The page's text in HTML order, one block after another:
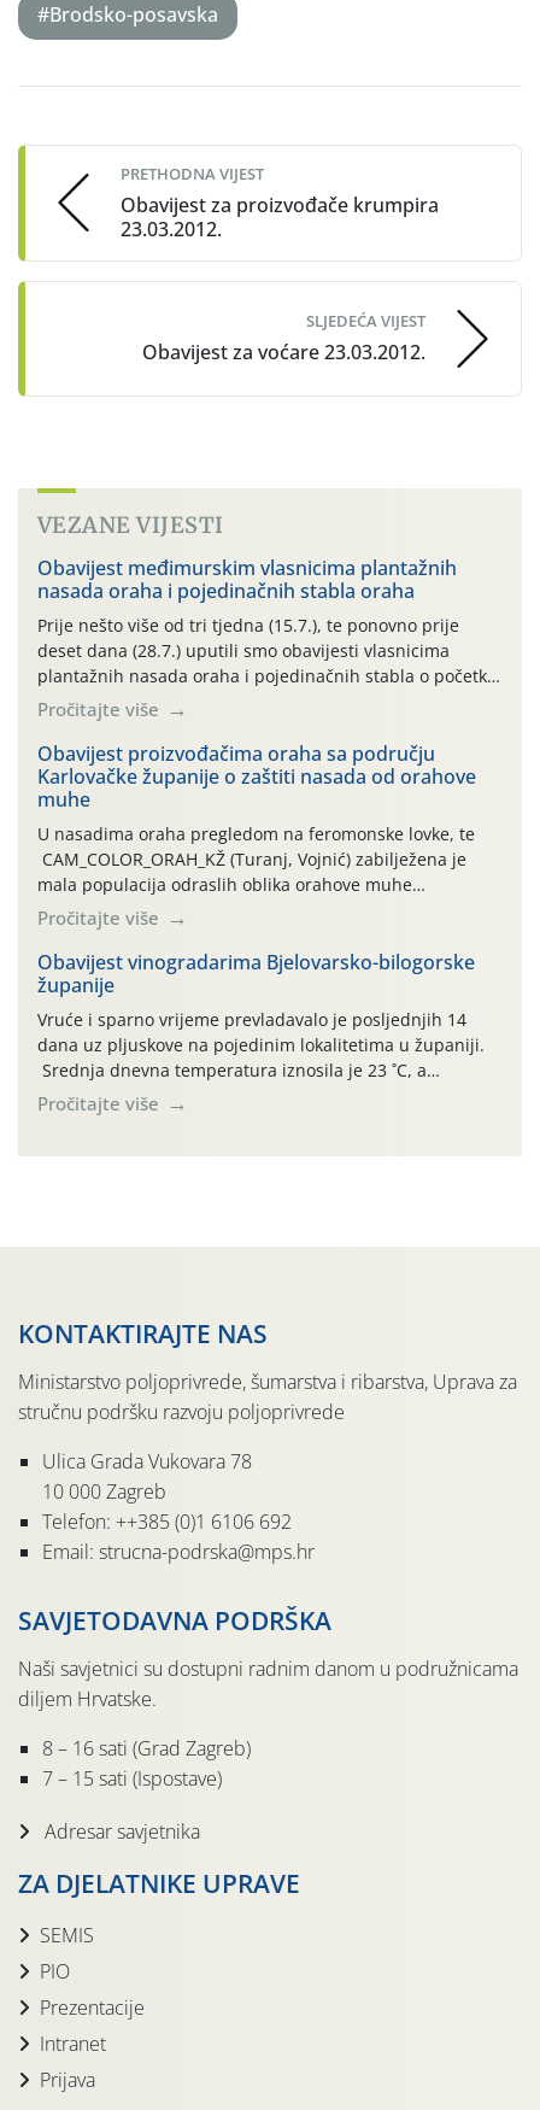
#Brodsko-posavska
navigation
PRETHODNA VIJEST
Obavijest za proizvođače krumpira
23.03.2012.
SLJEDEĆA VIJEST
Obavijest za voćare 23.03.2012.
VEZANE VIJESTI
Obavijest međimurskim vlasnicima plantažnih
nasada oraha i pojedinačnih stabla oraha
Prije nešto više od tri tjedna (15.7.), te ponovno prije
deset dana (28.7.) uputili smo obavijesti vlasnicima
plantažnih nasada oraha i pojedinačnih stabla o početku
leta i ovogodišnjoj potrebi usmjerenog suzbijanja
orahove muhe (Rhagoletis completa)! Već dvanaest dana
traje drugi ovogodišnji “toplinski udar”, koji naročito
izražen zadnja šest dana (31.7.-05.8.), jer najviše
temperature zraka svakodnevno […]
Pročitajte više
Obavijest proizvođačima oraha sa području
Karlovačke županije o zaštiti nasada od orahove
muhe
U nasadima oraha pregledom na feromonske lovke, te
CAM_COLOR_ORAH_KŽ (Turanj, Vojnić) zabilježena je
mala populacija odraslih oblika orahove muhe
(Rhagoletis completa). Niska brojnost može se objasniti
činjenicom da je riječ o mladim nasadima s vrlo malim
urodom, što je povezano i s manjim brojem prezimjelih
jedinki. U starijim nasadima, na žutim ljepljivim Rebell
pločama s […]
Pročitajte više
Obavijest vinogradarima Bjelovarsko-bilogorske
županije
Vruće i sparno vrijeme prevladavalo je posljednjih 14
dana uz pljuskove na pojedinim lokalitetima u županiji.
Srednja dnevna temperatura iznosila je 23 ˚C, a
maksimalne su posljednjih dana dosezale do 35 ˚C.
Simptome plamenjače vinove loze (Plasmoparas
Pročitajte više
KONTAKTIRAJTE NAS
Ministarstvo poljoprivrede, šumarstva i ribarstva, Uprava za
stručnu podršku razvoju poljoprivrede
Ulica Grada Vukovara 78
10 000 Zagreb
Telefon: ++385 (0)1 6106 692
Email: strucna-podrska@mps.hr
SAVJETODAVNA PODRŠKA
Naši savjetnici su dostupni radnim danom u podružnicama
diljem Hrvatske.
8 – 16 sati (Grad Zagreb)
7 – 15 sati (Ispostave)
Adresar savjetnika
ZA DJELATNIKE UPRAVE
SEMIS
PIO
Prezentacije
Intranet
Prijava